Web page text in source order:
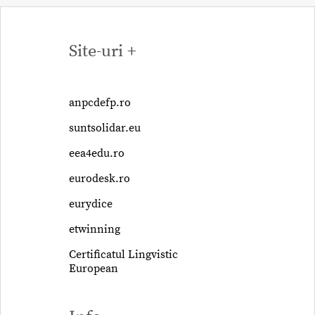
Site-uri +
anpcdefp.ro
suntsolidar.eu
eea4edu.ro
eurodesk.ro
eurydice
etwinning
Certificatul Lingvistic
European